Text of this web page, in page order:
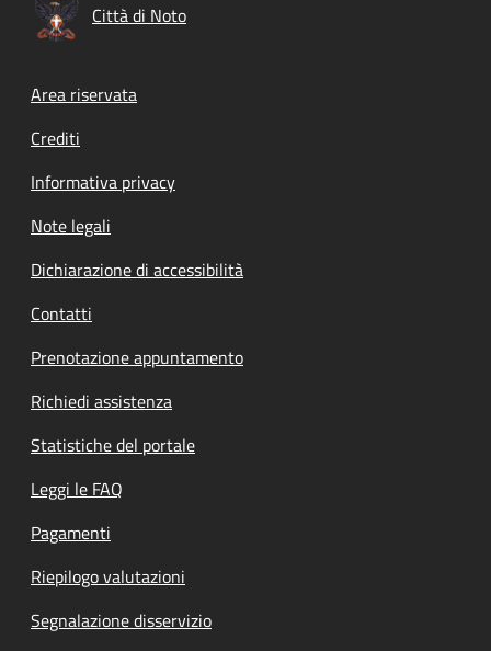
Città di Noto
Footer menu
Area riservata
Crediti
Informativa privacy
Note legali
Dichiarazione di accessibilità
Contatti
Prenotazione appuntamento
Richiedi assistenza
Statistiche del portale
Leggi le FAQ
Pagamenti
Riepilogo valutazioni
Segnalazione disservizio